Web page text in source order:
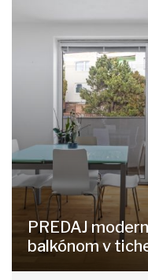
PREDAJ
balkónom v